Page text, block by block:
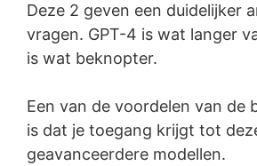
Deze 2 geven een duidelijker
vragen. GPT-4 is wat langer
is wat beknopter.
Een van de voordelen van de
is dat je toegang krijgt tot
geavanceerdere modellen.